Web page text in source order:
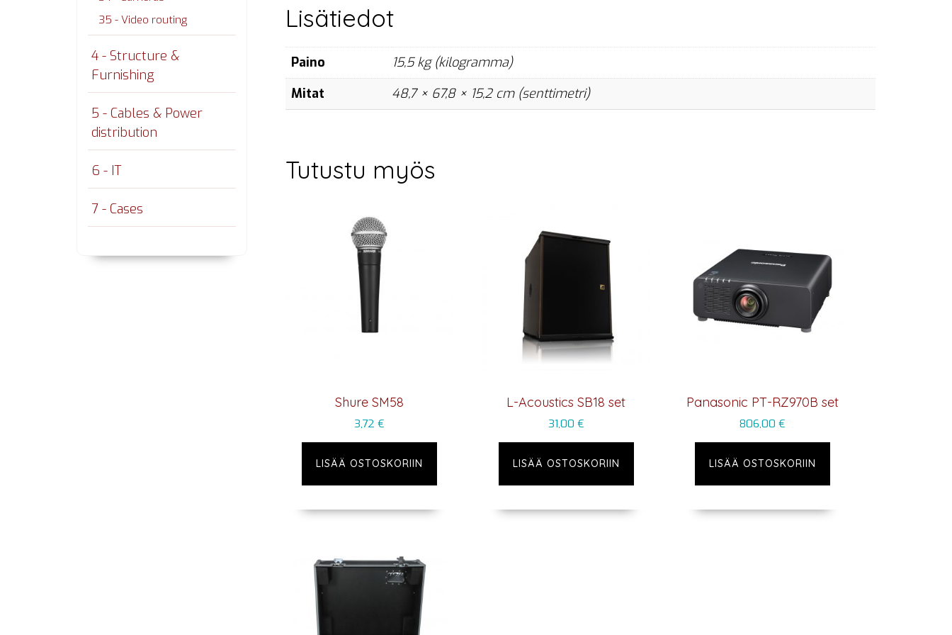
Lisätiedot
Paino
15,5 kg (kilogramma)
Mitat
48,7 × 67,8 × 15,2 cm (senttimetri)
Tutustu myös
Shure SM58
3,72 €
LISÄÄ OSTOSKORIIN
L-Acoustics SB18 set
31,00 €
LISÄÄ OSTOSKORIIN
Panasonic PT-RZ970B set
806,00€
LISÄÄ OSTOSKORIIN
35 - Video routing
4 - Structure &
Furnishing
5 - Cables & Power
distribution
6 - IT
7 - Cases